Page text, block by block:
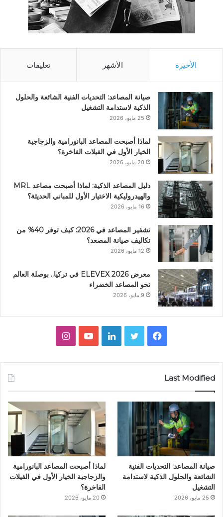
الأخيرة الأشهر تعليقات
صيانة المصاعد: التحديات الفنية الشائعة والحلول
الذكية لاستدامة التشغيل
25 مايو، 2026
لماذا أصبحت المصاعد البانورامية والزجاجية
الخيار الأول في الفيلات الفاخرة؟
20 مايو، 2026
دليل المصاعد الذكية: لماذا أصبحت مصاعد MRL
والهيدروليكية الاختيار الأول للمباني الحديثة؟
16 مايو، 2026
تشفير المصاعد في 2026: كيف توفر 40% من
تكاليف صيانة المصعد؟
12 مايو، 2026
معرض ELEVEX 2026 في تركيا.. بوصلة العالم
نحو المصاعد الخضراء
9 مايو، 2026
ب
و
ك
ت
ر
ك
د
إ
ن
ي
و
ت
ق
ر
ا
م
Last Modified
صيانة المصاعد: التحديات الفنية
الشائعة والحلول الذكية لاستدامة
التشغيل
25 مايو، 2026
لماذا أصبحت المصاعد البانورامية
والزجاجية الخيار الأول في الفيلات
الفاخرة؟
20 مايو، 2026